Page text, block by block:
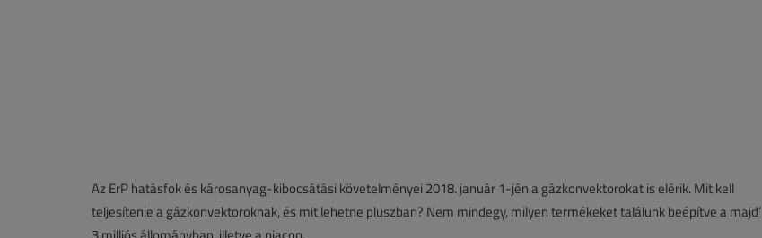
Az ErP hatásfok és károsanyag-kibocsátási követelményei 2018. január 1-jén a gázkonvektorokat is elérik. Mit kell
teljesítenie a gázkonvektoroknak, és mit lehetne pluszban? Nem mindegy, milyen termékeket találunk beépítve a majd’